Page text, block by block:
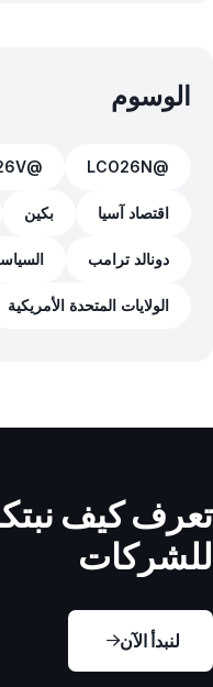
الوسوم
@LCO26N
@LCO26V
اقتصاد آسيا بكين
دونالد ترامب
الولايات المتحدة الأمريكية
تعرف كيف
للشركات
لنبدأ الآن